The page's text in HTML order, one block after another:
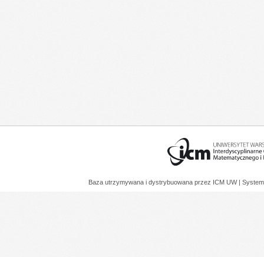
Baza utrzymywana i dystrybuowana przez ICM UW |